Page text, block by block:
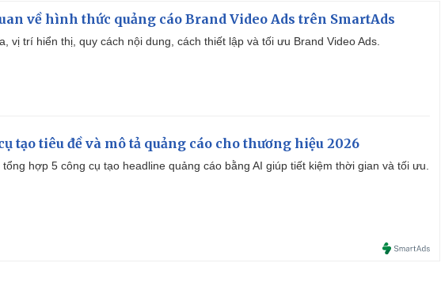
về hình thức quảng cáo Brand Video Ads trên SmartAds
vị trí hiển thị, quy cách nội dung, cách thiết lập và tối ưu Brand Video Ads.
tạo tiêu đề và mô tả quảng cáo cho thương hiệu 2026
tổng hợp 5 công cụ tạo headline quảng cáo bằng AI giúp tiết kiệm thời gian và tối ưu.